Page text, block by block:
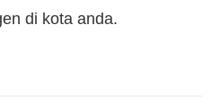
di kota anda.